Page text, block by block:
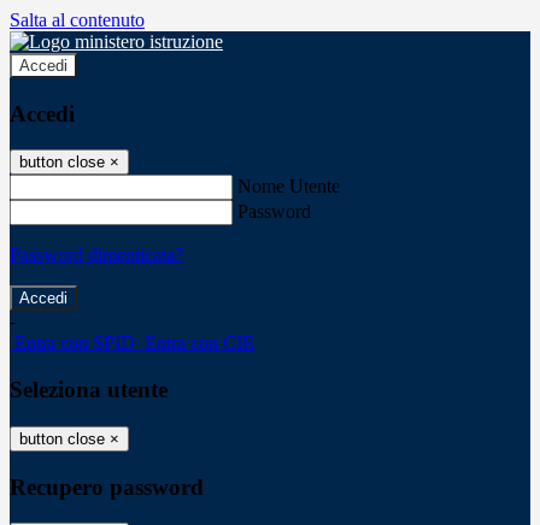
Salta al contenuto
Accedi
Accedi
button close ×
Nome Utente
Password
Password dimenticata?
-
Entra con SPID Entra con CIE
Seleziona utente
button close ×
Recupero password